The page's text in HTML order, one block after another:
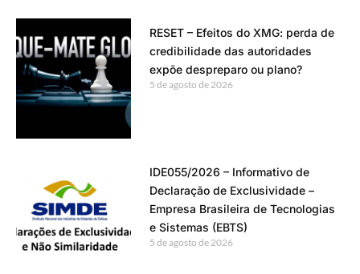
RESET – Efeitos do XMG: perda de
credibilidade das autoridades
expõe despreparo ou plano?
5 de agosto de 2026
IDE055/2026 – Informativo de
Declaração de Exclusividade –
Empresa Brasileira de Tecnologias
e Sistemas (EBTS)
5 de agosto de 2026